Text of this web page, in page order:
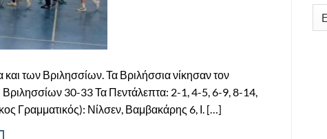
των Βριλησσίων. Τα Βριλήσσια νίκησαν τον
30-33 Τα Πεντάλεπτα: 2-1, 4-5, 6-9, 8-14,
Γραμματικός): Νίλσεν, Βαμβακάρης 6, Ι. […]